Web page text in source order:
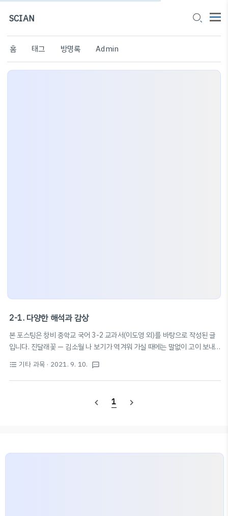
SCIAN
홈 태그 방명록 Admin
2-1. 다양한 해석과 감상
본 포스팅은 창비 중학교 국어 3-2 교과서(이도영 외)를 바탕으로 작성된 글
입니다. 진달래꽃 — 김소월 나 보기가 역겨워 가실 때에는 말없이 고이 보내
음 걸음 놓인 그 꽃을 사뿐히 즈려 밟고 가시옵소서 나 보기가 역겨워 가실 때
에는 죽어도 아니 눈물 흘리오리다 김소월 시인의 Keyword #향토적 #여성
운_말투 #나긋나긋 📚 '진달래꽃'의 의미 · 영변 약산에 핀 아름다운 꽃 · 화
format_list_bulleted 기타 과목 · 2021. 9. 10. textsms
navigate_before 1 navigate_next